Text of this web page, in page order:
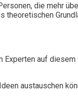
die mehr
auf
austauschen